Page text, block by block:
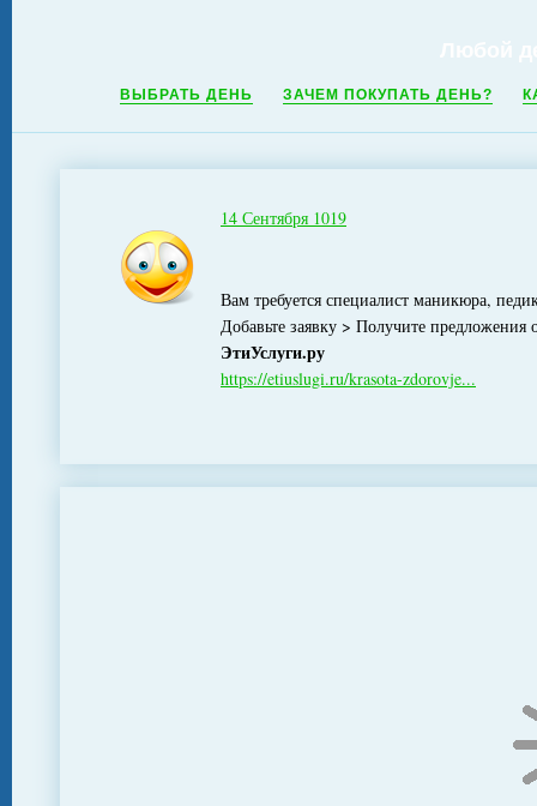
ВЫБРАТЬ ДЕНЬ ЗАЧЕМ ПОКУПАТЬ ДЕНЬ?
14 Сентября 1019
Вам требуется специалист маникюра,
Добавьте заявку > Получите
ЭтиУслуги.ру
https://etiuslugi.ru/krasota-zdorovje...